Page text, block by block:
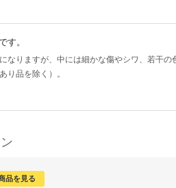
す。
なりますが、中には細かな傷やシワ、若干の
り品を除く）。
品を見る